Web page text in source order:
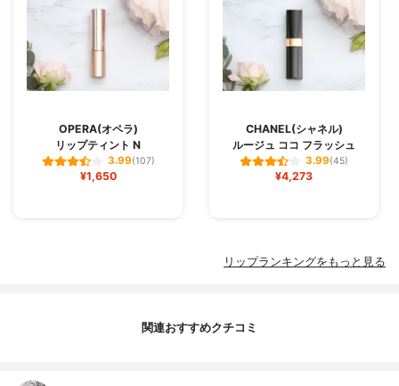
OPERA(オペラ)
リップティント N
3.99(107)
¥1,650
CHANEL(シャネル)
ルージュ ココ フラッシュ
3.99(45)
¥4,273
リップランキングをもっと見る
関連おすすめクチコミ